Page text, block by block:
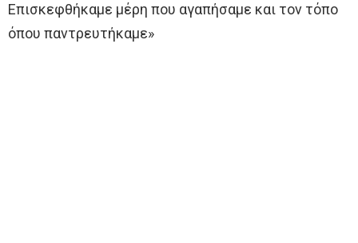
Επισκεφθήκαμε μέρη που αγαπήσαμε και τον τόπο
όπου παντρευτήκαμε»